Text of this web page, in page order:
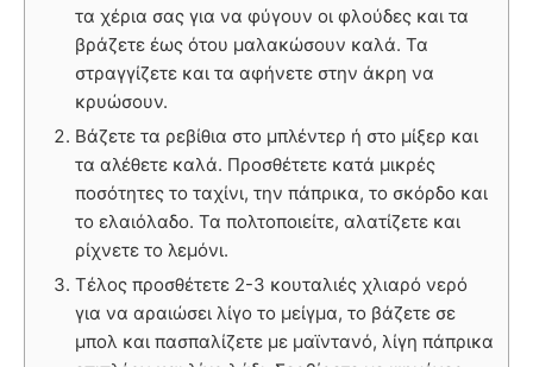
τα χέρια σας για να φύγουν οι φλούδες και τα
βράζετε έως ότου μαλακώσουν καλά. Τα
στραγγίζετε και τα αφήνετε στην άκρη να
κρυώσουν.
Βάζετε τα ρεβίθια στο μπλέντερ ή στο μίξερ και
τα αλέθετε καλά. Προσθέτετε κατά μικρές
ποσότητες το ταχίνι, την πάπρικα, το σκόρδο και
το ελαιόλαδο. Τα πολτοποιείτε, αλατίζετε και
ρίχνετε το λεμόνι.
Τέλος προσθέτετε 2-3 κουταλιές χλιαρό νερό
για να αραιώσει λίγο το μείγμα, το βάζετε σε
μπολ και πασπαλίζετε με μαϊντανό, λίγη πάπρικα